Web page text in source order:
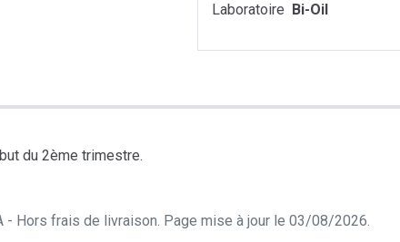
Laboratoire Bi-Oil
du 2ème trimestre.
- Hors frais de livraison. Page mise à jour le 03/08/2026.